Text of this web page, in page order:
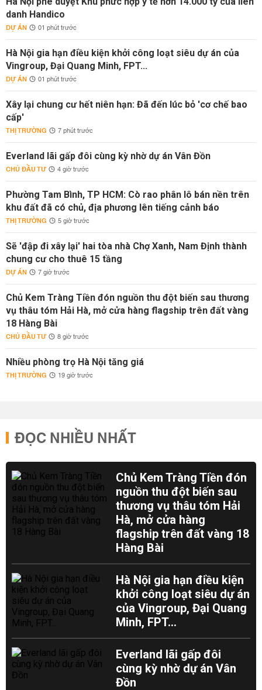
danh Handico
DỰ ÁN 01 phút trước
Hà Nội gia hạn điều kiện khởi công loạt siêu dự án của
Vingroup, Đại Quang Minh, FPT...
DỰ ÁN 01 phút trước
Xây lại chung cư hết niên hạn: Đã đến lúc bỏ 'cơ chế bao
cấp'
THỊ TRƯỜNG 7 phút trước
Everland lãi gấp đôi cùng kỳ nhờ dự án Vân Đồn
CHỦ ĐẦU TƯ 4 giờ trước
Phường Tam Bình, TP HCM: Cò rao phân lô bán nền trên
khu đất đã có chủ, địa phương lên tiếng cảnh báo
THỊ TRƯỜNG 5 giờ trước
Sẽ 'đập đi xây lại' hai tòa nhà Chợ Xanh, Nam Định thành
chung cư cho thuê 15 tầng
DỰ ÁN 7 giờ trước
Chủ Kem Tràng Tiền đón nguồn thu đột biến sau thương
vụ thâu tóm Hải Hà, mở cửa hàng flagship trên đất vàng
18 Hàng Bài
CHỦ ĐẦU TƯ 8 giờ trước
Nhiều phòng trọ Hà Nội tăng giá
THỊ TRƯỜNG 19 giờ trước
ĐỌC NHIỀU NHẤT
Chủ Kem Tràng Tiền đón
nguồn thu đột biến sau
thương vụ thâu tóm Hải
Hà, mở cửa hàng
flagship trên đất vàng 18
Hàng Bài
Hà Nội gia hạn điều kiện
khởi công loạt siêu dự án
của Vingroup, Đại Quang
Minh, FPT...
Everland lãi gấp đôi
cùng kỳ nhờ dự án Vân
Đồn